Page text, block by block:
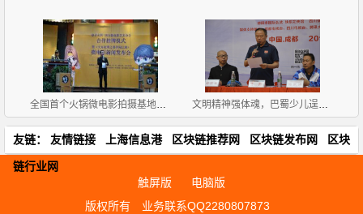
全国首个火锅微电影拍摄基地挂牌《天方夜谭之耍爷闯江 文明精神强体魂，巴蜀少儿逞英豪
友链： 友情链接 上海信息港 区块链推荐网 区块链发布网 区块
链行业网
触屏版
电脑版
版权所有
业务联系QQ2280807873